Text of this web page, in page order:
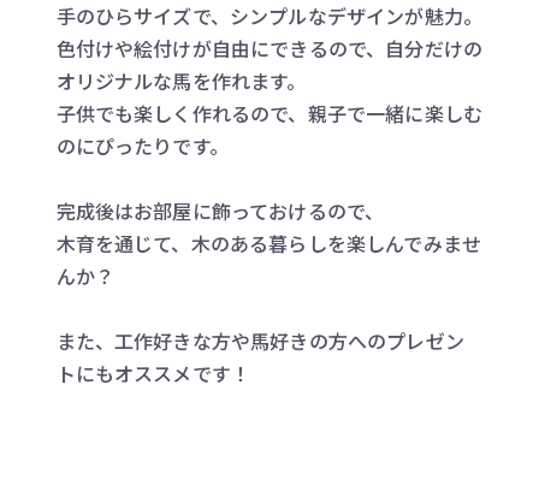
手のひらサイズで、シンプルなデザインが魅力。
色付けや絵付けが自由にできるので、自分だけの
オリジナルな馬を作れます。
子供でも楽しく作れるので、親子で一緒に楽しむ
のにぴったりです。
完成後はお部屋に飾っておけるので、
木育を通じて、木のある暮らしを楽しんでみませ
んか？
また、工作好きな方や馬好きの方へのプレゼン
トにもオススメです！